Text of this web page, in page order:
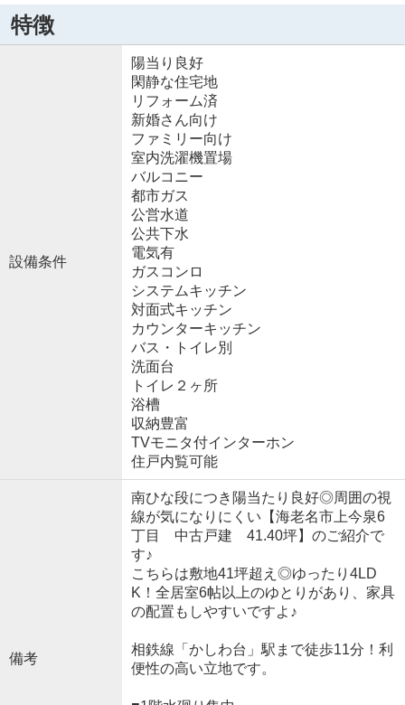
特徴
設備条件
陽当り良好
閑静な住宅地
リフォーム済
新婚さん向け
ファミリー向け
室内洗濯機置場
バルコニー
都市ガス
公営水道
公共下水
電気有
ガスコンロ
システムキッチン
対面式キッチン
カウンターキッチン
バス・トイレ別
洗面台
トイレ２ヶ所
浴槽
収納豊富
TVモニタ付インターホン
住戸内覧可能
備考
南ひな段につき陽当たり良好◎周囲の視
線が気になりにくい【海老名市上今泉6
丁目 中古戸建 41.40坪】のご紹介で
す♪
こちらは敷地41坪超え◎ゆったり4LD
K！全居室6帖以上のゆとりがあり、家具
の配置もしやすいですよ♪
相鉄線「かしわ台」駅まで徒歩11分！利
便性の高い立地です。